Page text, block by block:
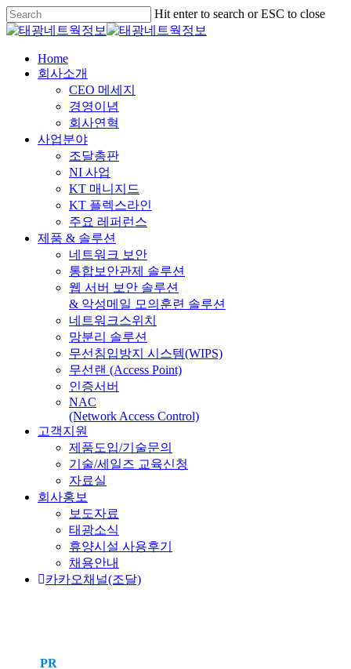
Skip
to
main
content
Hit enter to search or ESC to close
Close
Menu
Home
회사소개
CEO 메세지
경영이념
회사연혁
사업분야
조달총판
NI 사업
KT 매니지드
KT 플렉스라인
주요 레퍼런스
제품 & 솔루션
네트워크 보안
통합보안관제 솔루션
웹 서버 보안 솔루션
& 악성메일 모의훈련 솔루션
네트워크스위치
망분리 솔루션
무선침입방지 시스템(WIPS)
무선랜 (Access Point)
인증서버
NAC
(Network Access Control)
고객지원
제품도입/기술문의
기술/세일즈 교육신청
자료실
회사홍보
보도자료
태광소식
휴양시설 사용후기
채용안내
카카오채널(조달)
PR